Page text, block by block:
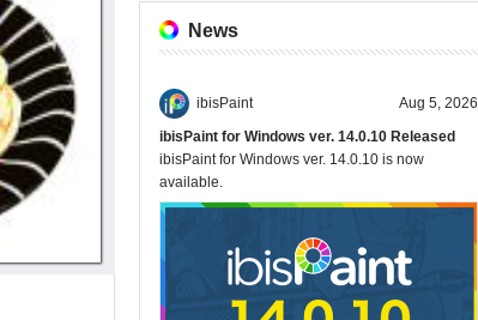
News
ibisPaint
Aug 5, 2026
ibisPaint for Windows ver. 14.0.10 Released
ibisPaint for Windows ver. 14.0.10 is now
available.